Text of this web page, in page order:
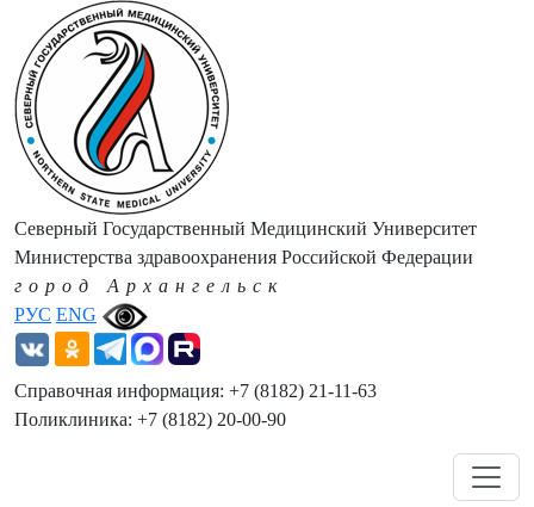
РУС ENG
Северный Государственный Медицинский Университет
Министерства здравоохранения Российской Федерации
город Архангельск
Справочная информация: +7 (8182) 21-11-63
Поликлиника: +7 (8182) 20-00-90